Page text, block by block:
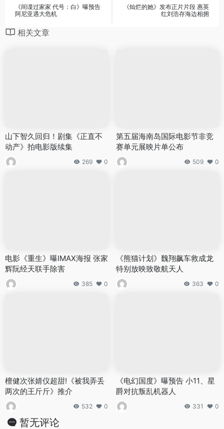
《间谍过家家 代号：白》曝预告
阿尼亚遇大危机
《灿烂的她》发布正片片段 惠英
红刘浩存海边相拥
相关文章
山下智久回归！剧集《正直不
动产》拍电影版续集
269 0
第五届海南岛国际电影节非竞
赛单元展映片单公布
509 0
电影《重生》曝IMAX海报 张家
辉阮经天联手除害
385 0
《熊猫计划》魏翔飙车救成龙
特别放映致敬航天人
363 0
檀健次张婧仪超甜!《被我弄丢
两次的王斤斤》推介
532 0
《电幻国度》曝预告 小11、星
爵对抗叛乱机器人
331 0
暂无评论